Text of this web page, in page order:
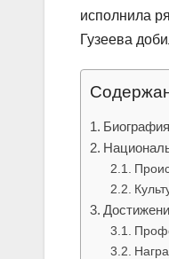
исполнила
Гузеева